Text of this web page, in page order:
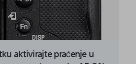
aktivirajte praćenje u